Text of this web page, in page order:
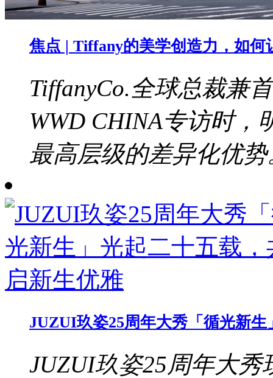
焦点 | Tiffany的美学创造力，如何
TiffanyCo.全球总裁兼
WWD CHINA专访时
最高层级的差异化优势
JUZUI玖姿25周年大秀「循光新
JUZUI玖姿25周年大秀